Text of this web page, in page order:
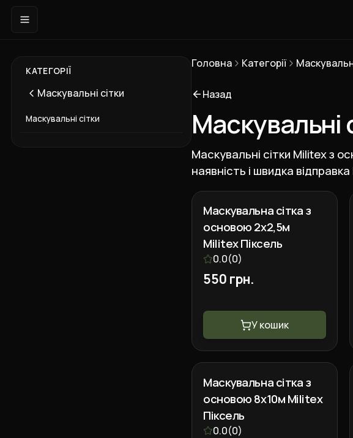
КАТЕГОРІЇ
Маскувальні сітки
Маскувальні сітки
Головна Категорії
Назад
Маскувальні
Маскувальні сітки Militex з
наявність і швидка
Маскувальна сітка з
основою 2х2,5м
Militex Піксель
0.0(0)
550 грн.
У кошик
Маскувальна сітка з
основою 8х10м Militex
Піксель
0.0(0)